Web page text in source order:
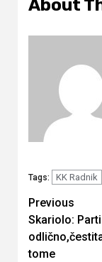
About
Tags: KK Radnik
Previous
Skariolo:
tome